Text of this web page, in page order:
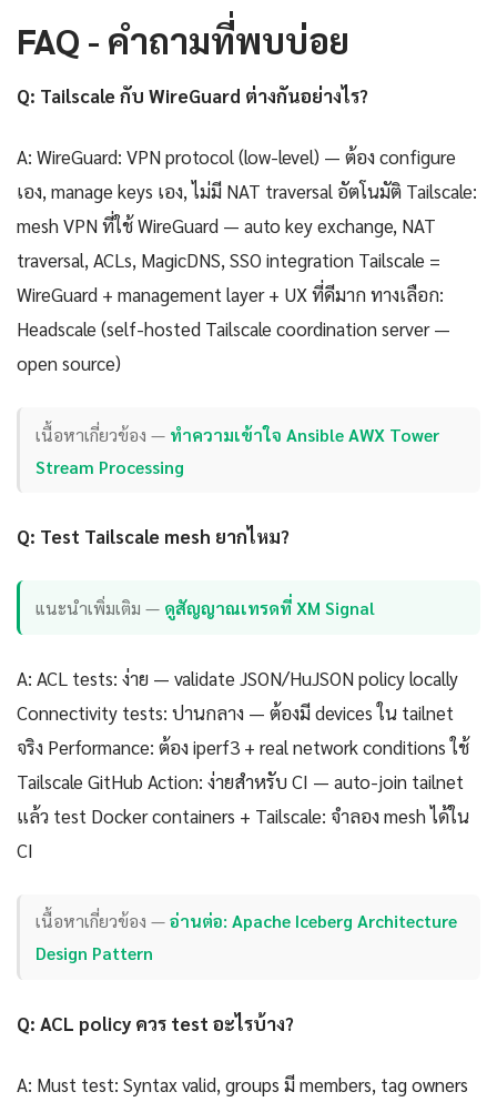
FAQ - คำถามที่พบบ่อย
Q: Tailscale กับ WireGuard ต่างกันอย่างไร?
A: WireGuard: VPN protocol (low-level) — ต้อง configure
เอง, manage keys เอง, ไม่มี NAT traversal อัตโนมัติ Tailscale:
mesh VPN ที่ใช้ WireGuard — auto key exchange, NAT
traversal, ACLs, MagicDNS, SSO integration Tailscale =
WireGuard + management layer + UX ที่ดีมาก ทางเลือก:
Headscale (self-hosted Tailscale coordination server —
open source)
เนื้อหาเกี่ยวข้อง — ทำความเข้าใจ Ansible AWX Tower
Stream Processing
Q: Test Tailscale mesh ยากไหม?
แนะนำเพิ่มเติม — ดูสัญญาณเทรดที่ XM Signal
A: ACL tests: ง่าย — validate JSON/HuJSON policy locally
Connectivity tests: ปานกลาง — ต้องมี devices ใน tailnet
จริง Performance: ต้อง iperf3 + real network conditions ใช้
Tailscale GitHub Action: ง่ายสำหรับ CI — auto-join tailnet
แล้ว test Docker containers + Tailscale: จำลอง mesh ได้ใน
CI
เนื้อหาเกี่ยวข้อง —อ่านต่อ: Apache Iceberg Architecture
Design Pattern
Q: ACL policy ควร test อะไรบ้าง?
A: Must test: Syntax valid, groups มี members, tag owners